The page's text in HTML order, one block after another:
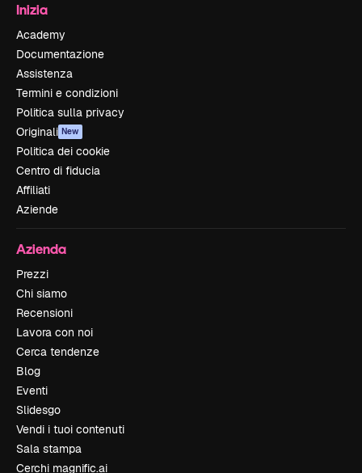
Inizia
Academy
Documentazione
Assistenza
Termini e condizioni
Politica sulla privacy
Originali New
Politica dei cookie
Centro di fiducia
Affiliati
Aziende
Azienda
Prezzi
Chi siamo
Recensioni
Lavora con noi
Cerca tendenze
Blog
Eventi
Slidesgo
Vendi i tuoi contenuti
Sala stampa
Cerchi magnific.ai